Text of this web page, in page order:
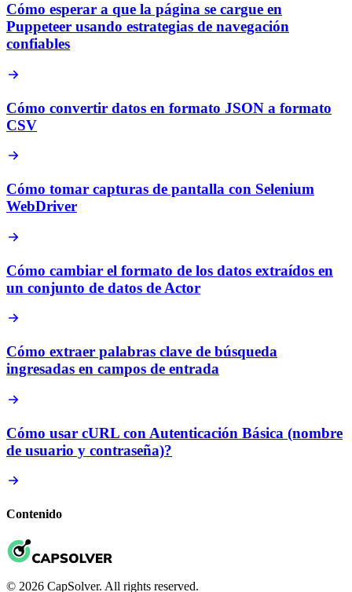
Cómo esperar a que la página se cargue en
Puppeteer usando estrategias de navegación
confiables
Cómo convertir datos en formato JSON a formato
CSV
Cómo tomar capturas de pantalla con Selenium
WebDriver
Cómo cambiar el formato de los datos extraídos en
un conjunto de datos de Actor
Cómo extraer palabras clave de búsqueda
ingresadas en campos de entrada
Cómo usar cURL con Autenticación Básica (nombre
de usuario y contraseña)?
Contenido
© 2026 CapSolver. All rights reserved.